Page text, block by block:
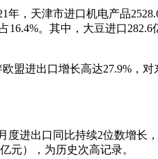
，天津市进口机电产品
。其中，大豆进口
盟进出口增长高达27.9%，
进出口同比持续2位数增长
元），为历史次高记录。